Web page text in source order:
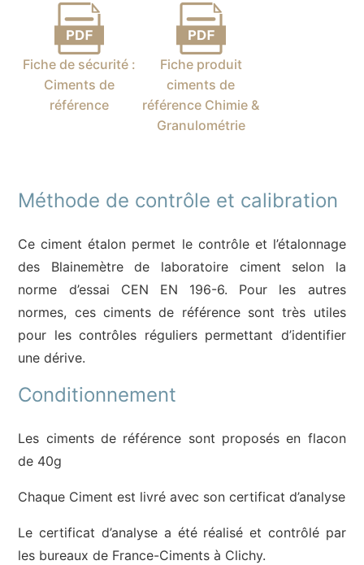
Fiche de sécurité :
Ciments de
référence
Fiche produit
ciments de
référence Chimie &
Granulométrie
Méthode de contrôle et calibration
Ce ciment étalon permet le contrôle et l’étalonnage
des Blainemètre de laboratoire ciment selon la
norme d’essai CEN EN 196-6. Pour les autres
normes, ces ciments de référence sont très utiles
pour les contrôles réguliers permettant d’identifier
une dérive.
Conditionnement
Les ciments de référence sont proposés en flacon
de 40g
Chaque Ciment est livré avec son certificat d’analyse
Le certificat d’analyse a été réalisé et contrôlé par
les bureaux de France-Ciments à Clichy.